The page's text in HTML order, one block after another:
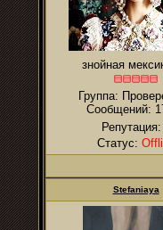
знойная
Группа:
Сообщений:
Репутация:
Статус:
Stefaniaya